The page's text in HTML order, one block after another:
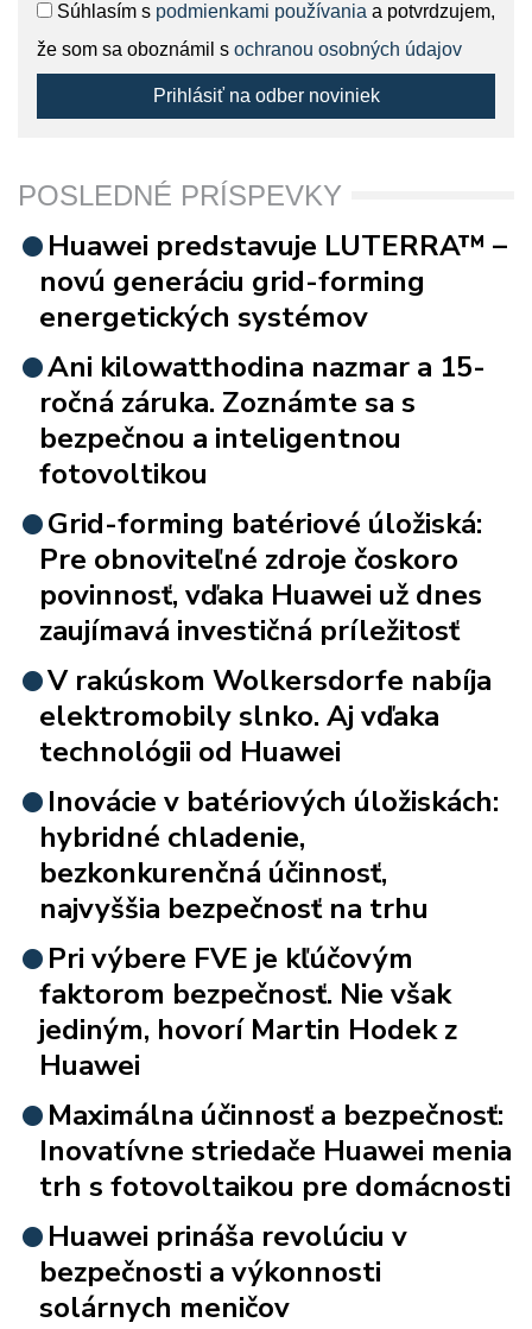
Súhlasím s podmienkami používania a potvrdzujem,
že som sa oboznámil s ochranou osobných údajov
Prihlásiť na odber noviniek
POSLEDNÉ PRÍSPEVKY
Huawei predstavuje LUTERRA™ –
novú generáciu grid-forming
energetických systémov
Ani kilowatthodina nazmar a 15-
ročná záruka. Zoznámte sa s
bezpečnou a inteligentnou
fotovoltikou
Grid-forming batériové úložiská:
Pre obnoviteľné zdroje čoskoro
povinnosť, vďaka Huawei už dnes
zaujímavá investičná príležitosť
V rakúskom Wolkersdorfe nabíja
elektromobily slnko. Aj vďaka
technológii od Huawei
Inovácie v batériových úložiskách:
hybridné chladenie,
bezkonkurenčná účinnosť,
najvyššia bezpečnosť na trhu
Pri výbere FVE je kľúčovým
faktorom bezpečnosť. Nie však
jediným, hovorí Martin Hodek z
Huawei
Maximálna účinnosť a bezpečnosť:
Inovatívne striedače Huawei menia
trh s fotovoltaikou pre domácnosti
Huawei prináša revolúciu v
bezpečnosti a výkonnosti
solárnych meničov